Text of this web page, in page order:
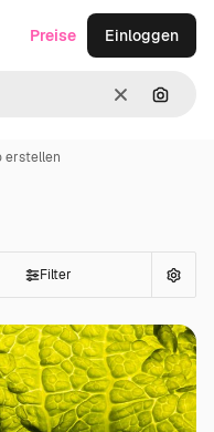
LöschenNach
Preise Einloggen
erstellen
Filter